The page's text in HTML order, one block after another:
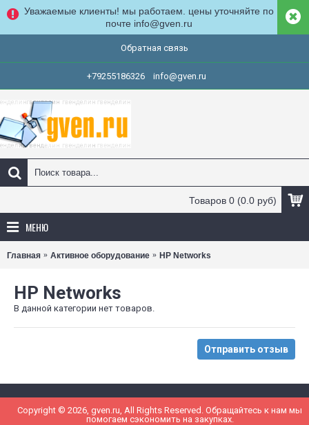
Уважаемые клиенты! мы работаем. цены уточняйте по
почте info@gven.ru
Обратная связь
+79255186326 info@gven.ru
Товаров 0 (0.0 руб)
МЕНЮ
Главная Активное оборудование HP Networks
HP Networks
В данной категории нет товаров.
Отправить отзыв
Copyright © 2026, gven.ru, All Rights Reserved. Обращайтесь к нам мы
помогаем сэкономить на закупках.